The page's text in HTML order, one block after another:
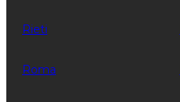
Rieti
Roma